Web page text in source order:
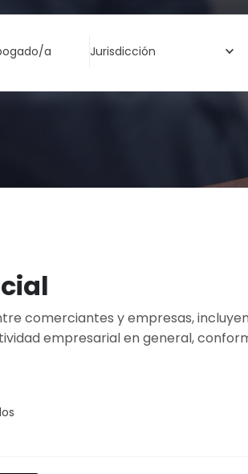
a Jurisdicción
comerciantes y empresas,
empresarial en general,